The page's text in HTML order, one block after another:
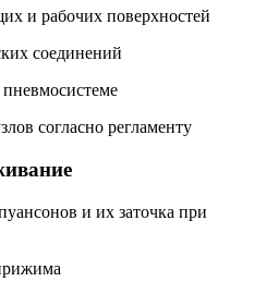
и рабочих поверхностей
соединений
согласно регламенту
и их заточка при